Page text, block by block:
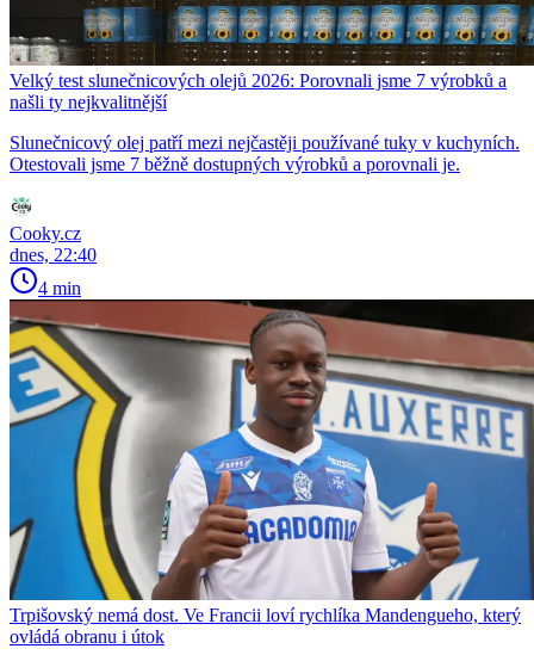
Velký test slunečnicových olejů 2026: Porovnali jsme 7 výrobků a
našli ty nejkvalitnější
Slunečnicový olej patří mezi nejčastěji používané tuky v kuchyních.
Otestovali jsme 7 běžně dostupných výrobků a porovnali je.
Cooky.cz
dnes, 22:40
4 min
Trpišovský nemá dost. Ve Francii loví rychlíka Mandengueho, který
ovládá obranu i útok